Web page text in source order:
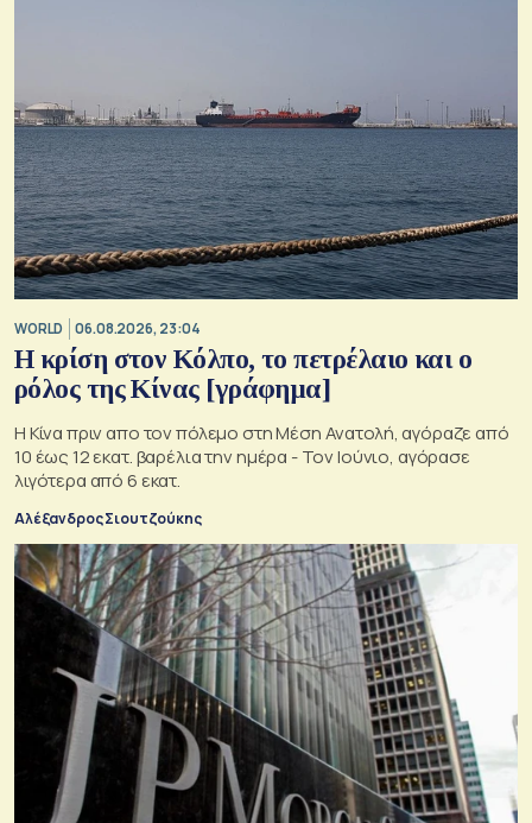
WORLD 06.08.2026, 23:04
Η κρίση στoν Κόλπο, το πετρέλαιο και ο
ρόλος της Κίνας [γράφημα]
Η Κίνα πριν απο τον πόλεμο στη Μέση Ανατολή, αγόραζε από
10 έως 12 εκατ. βαρέλια την ημέρα - Τον Ιούνιο, αγόρασε
λιγότερα από 6 εκατ.
Αλέξανδρος Σιουτζούκης